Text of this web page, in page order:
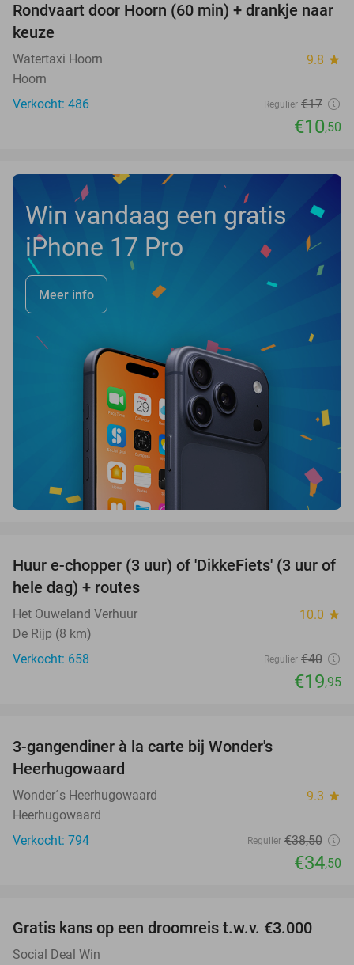
38%
Rondvaart door Hoorn (60 min) + drankje naar
keuze
Watertaxi Hoorn 9.8 star
Hoorn
Verkocht: 486
Regulier €17
€10,50
Win vandaag een gratis
iPhone 17 Pro
Meer info
50%
Huur e-chopper (3 uur) of 'DikkeFiets' (3 uur of
hele dag) + routes
Het Ouweland Verhuur 10.0 star
De Rijp (8 km)
Verkocht: 658
Regulier €40
€19,95
3-gangendiner à la carte bij Wonder's
Heerhugowaard
Wonder´s Heerhugowaard 9.3 star
Heerhugowaard
Verkocht: 794
Regulier €38,50
€34,50
Gratis kans op een droomreis t.w.v. €3.000
Social Deal Win